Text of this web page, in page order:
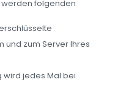
werden folgenden
und zum Server Ihres
wird jedes Mal bei